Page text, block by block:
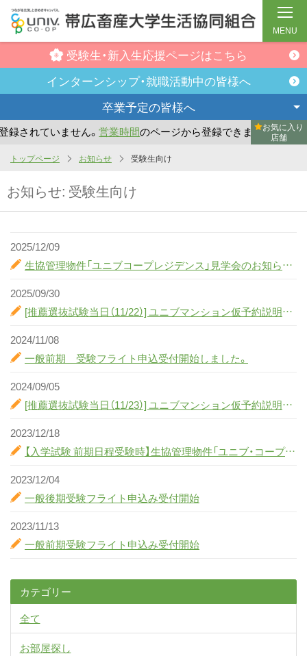
ン
コ
受験生・新入生応援ページはこちら
インターンシップ・就職活動中の皆様へ
卒業予定の皆様へ
されていません。営業時間のページから登録できます。 ま
お気に入り
店舗
MENU
トップページ お知らせ 受験生向け
お知らせ: 受験生向け
2025/12/09
生協管理物件「ユニブコープレジデンス」見学会のお知らせ！
2025/09/30
[推薦選抜試験当日（11/22）] ユニブマンション仮予約説明会のお知らせ
2024/11/08
一般前期 受験フライト申込受付開始しました。
2024/09/05
[推薦選抜試験当日（11/23）] ユニブマンション仮予約説明会のお知らせ
2023/12/18
【入学試験 前期日程受験時】生協管理物件「ユニブ・コープ・レジデンス」見学会に関するお知らせ！
2023/12/04
一般後期受験フライト申込み受付開始
2023/11/13
一般前期受験フライト申込み受付開始
カテゴリー
全て
お部屋探し